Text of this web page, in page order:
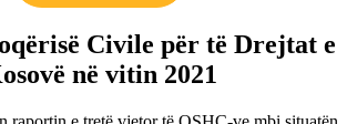
Civile për të Drejtat e
në vitin 2021